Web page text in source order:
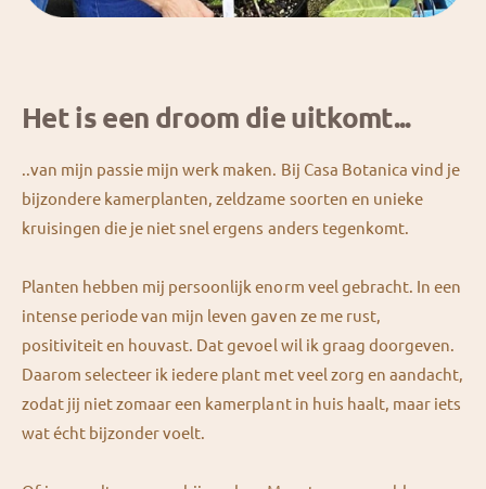
Het is een droom die uitkomt...
..van mijn passie mijn werk maken. Bij Casa Botanica vind je
bijzondere kamerplanten, zeldzame soorten en unieke
kruisingen die je niet snel ergens anders tegenkomt.
Planten hebben mij persoonlijk enorm veel gebracht. In een
intense periode van mijn leven gaven ze me rust,
positiviteit en houvast. Dat gevoel wil ik graag doorgeven.
Daarom selecteer ik iedere plant met veel zorg en aandacht,
zodat jij niet zomaar een kamerplant in huis haalt, maar iets
wat écht bijzonder voelt.